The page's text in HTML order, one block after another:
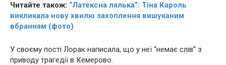
Читайте також: “Латексна лялька”: Тіна Кароль
викликала нову хвилю захоплення вишуканим
вбранням (фото)
У своєму пості Лорак написала, що у неї “немає слів” з
приводу тpaгедії в Кемерово.